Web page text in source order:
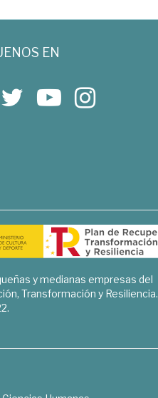
EN
y medianas empresas del
Transformación y Resiliencia.